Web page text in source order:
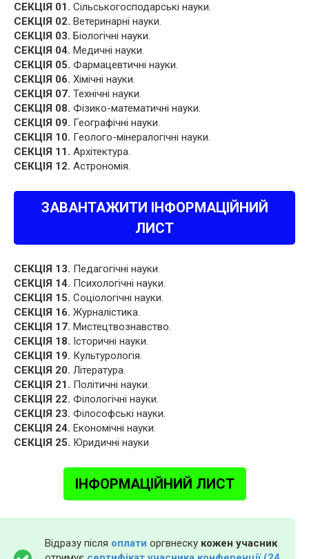
СЕКЦІЯ 01. Сільськогосподарські науки.
СЕКЦІЯ 02. Ветеринарні науки.
СЕКЦІЯ 03. Біологічні науки.
СЕКЦІЯ 04. Медичні науки.
СЕКЦІЯ 05. Фармацевтичні науки.
СЕКЦІЯ 06. Хімічні науки.
СЕКЦІЯ 07. Технічні науки.
СЕКЦІЯ 08. Фізико-математичні науки.
СЕКЦІЯ 09. Географічні науки.
СЕКЦІЯ 10. Геолого-мінералогічні науки.
СЕКЦІЯ 11. Архітектура.
СЕКЦІЯ 12. Астрономія.
ЗАВАНТАЖИТИ ІНФОРМАЦІЙНИЙ
ЛИСТ
СЕКЦІЯ 13. Педагогічні науки.
СЕКЦІЯ 14. Психологічні науки.
СЕКЦІЯ 15. Соціологічні науки.
СЕКЦІЯ 16. Журналістика.
СЕКЦІЯ 17. Мистецтвознавство.
СЕКЦІЯ 18. Історичні науки.
СЕКЦІЯ 19. Культурологія.
СЕКЦІЯ 20. Література.
СЕКЦІЯ 21. Політичні науки.
СЕКЦІЯ 22. Філологічні науки.
СЕКЦІЯ 23. Філософські науки.
СЕКЦІЯ 24. Економічні науки.
СЕКЦІЯ 25. Юридичні науки
ІНФОРМАЦІЙНИЙ ЛИСТ
Відразу після оплати оргвнеску кожен учасник